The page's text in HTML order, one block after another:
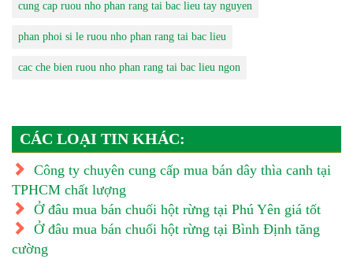
cung cap ruou nho phan rang tai bac lieu tay nguyen
phan phoi si le ruou nho phan rang tai bac lieu
cac che bien ruou nho phan rang tai bac lieu ngon
CÁC LOẠI TIN KHÁC:
Công ty chuyên cung cấp mua bán dây thìa canh tại
TPHCM chất lượng
Ở đâu mua bán chuối hột rừng tại Phú Yên giá tốt
Ở đâu mua bán chuối hột rừng tại Bình Định tăng
cường